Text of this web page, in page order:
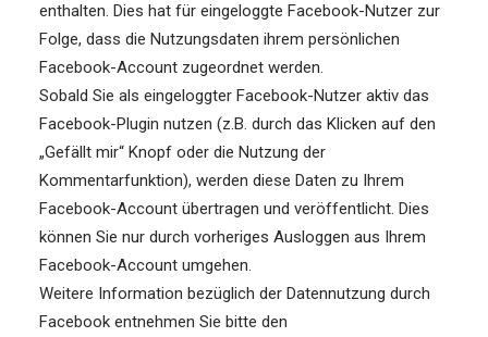
enthalten. Dies hat für eingeloggte Facebook-Nutzer zur
Folge, dass die Nutzungsdaten ihrem persönlichen
Facebook-Account zugeordnet werden.
Sobald Sie als eingeloggter Facebook-Nutzer aktiv das
Facebook-Plugin nutzen (z.B. durch das Klicken auf den
„Gefällt mir“ Knopf oder die Nutzung der
Kommentarfunktion), werden diese Daten zu Ihrem
Facebook-Account übertragen und veröffentlicht. Dies
können Sie nur durch vorheriges Ausloggen aus Ihrem
Facebook-Account umgehen.
Weitere Information bezüglich der Datennutzung durch
Facebook entnehmen Sie bitte den